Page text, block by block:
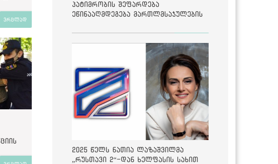
ვრცლად
პატიმრობის შეფარდება
ეწინააღმდეგება მართლმსაჯულების
2025 წელს ნათია ლაზაშვილმა
„რუსთავი 2“-დან ხელფასის სახით